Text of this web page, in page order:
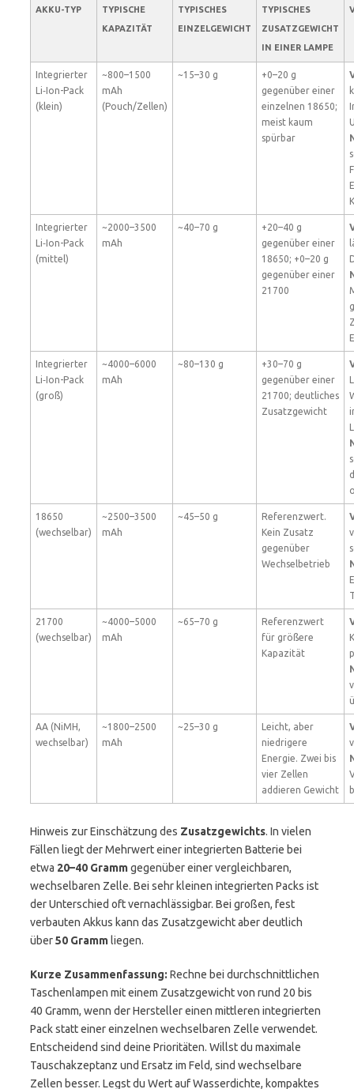
AKKU-TYP
TYPISCHE
KAPAZITÄT
TYPISCHES
EINZELGEWICHT
TYPISCHES
ZUSATZGEWICHT
IN EINER LAMPE
Integrierter
Li‑Ion-Pack
(klein)
~800–1500
mAh
(Pouch/Zellen)
~15–30 g
+0–20 g
gegenüber einer
einzelnen 18650;
meist kaum
spürbar
Integrierter
Li‑Ion-Pack
(mittel)
~2000–3500
mAh
~40–70 g
+20–40 g
gegenüber einer
18650; +0–20 g
gegenüber einer
21700
Integrierter
Li‑Ion-Pack
(groß)
~4000–6000
mAh
~80–130 g
+30–70 g
gegenüber einer
21700; deutliches
Zusatzgewicht
18650
(wechselbar)
~2500–3500
mAh
~45–50 g
Referenzwert.
Kein Zusatz
gegenüber
Wechselbetrieb
21700
(wechselbar)
~4000–5000
mAh
~65–70 g
Referenzwert
für größere
Kapazität
AA (NiMH,
wechselbar)
~1800–2500
mAh
~25–30 g
Leicht, aber
niedrigere
Energie. Zwei bis
vier Zellen
addieren Gewicht
Hinweis zur Einschätzung des Zusatzgewichts. In vielen
Fällen liegt der Mehrwert einer integrierten Batterie bei
etwa 20–40 Grammgegenüber einer vergleichbaren,
wechselbaren Zelle. Bei sehr kleinen integrierten Packs ist
der Unterschied oft vernachlässigbar. Bei großen, fest
verbauten Akkus kann das Zusatzgewicht aber deutlich
über50 Gramm liegen.
Kurze Zusammenfassung: Rechne bei durchschnittlichen
Taschenlampen mit einem Zusatzgewicht von rund 20 bis
40 Gramm, wenn der Hersteller einen mittleren integrierten
Pack statt einer einzelnen wechselbaren Zelle verwendet.
Entscheidend sind deine Prioritäten. Willst du maximale
Tauschakzeptanz und Ersatz im Feld, sind wechselbare
Zellen besser. Legst du Wert auf Wasserdichte, kompaktes